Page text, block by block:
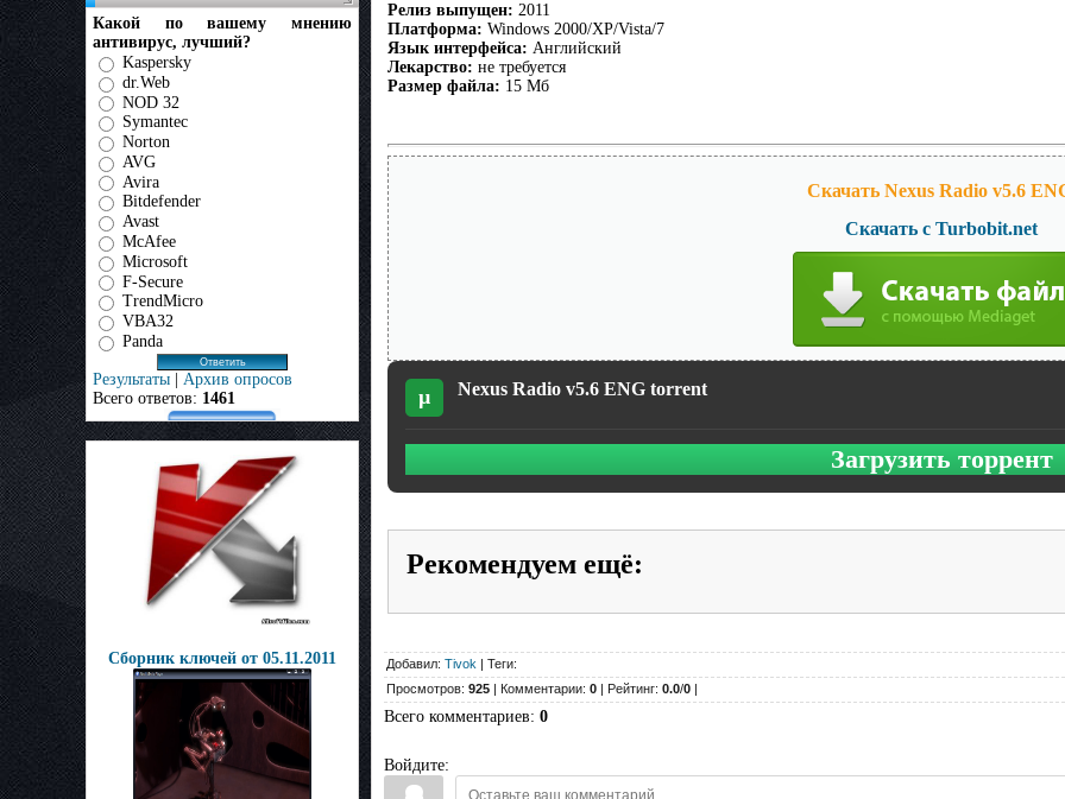
Какой по вашему мнению
антивирус, лучший?
Kaspersky
dr.Web
NOD 32
Symantec
Norton
AVG
Avira
Bitdefender
Avast
McAfee
Microsoft
F-Secure
TrendMicro
VBA32
Panda
Результаты | Архив опросов
Всего ответов: 1461
Сборник ключей от 05.11.2011
Релиз выпущен: 2011
Платформа: Windows 2000/XP/Vista/7
Язык интерфейса: Английский
Лекарство: не требуется
Размер файла: 15 Mб
Скачать Nexus Radio v5.6
Скачать с Turbobit.net
µ Nexus Radio v5.6 ENG torrent
Загрузить торрент
Рекомендуем ещё:
Добавил: Tivok | Теги:
Просмотров: 925 | Комментарии: 0 | Рейтинг: 0.0/0 |
Всего комментариев: 0
Войдите: